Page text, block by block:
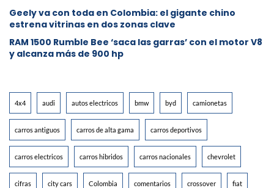
Geely va con toda en Colombia: el gigante chino
estrena vitrinas en dos zonas clave
RAM 1500 Rumble Bee ‘saca las garras’ con el motor V8
y alcanza más de 900 hp
4x4 audi autos electricos bmw byd camionetas
carros antiguos carros de alta gama carros deportivos
carros electricos carros hibridos carros nacionales chevrolet
cifras city cars Colombia comentarios crossover fiat